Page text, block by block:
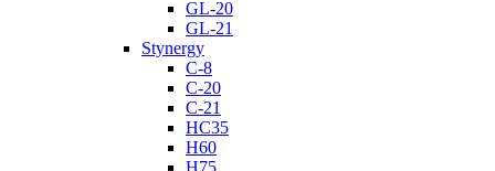
GL-20
GL-21
Stynergy
C-8
C-20
C-21
НС35
Н60